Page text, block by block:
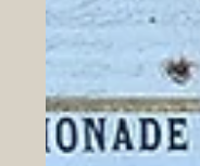
D'HISTOIRE